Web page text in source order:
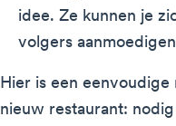
idee. Ze kunnen je
volgers
Hier is een
nieuw restaurant: